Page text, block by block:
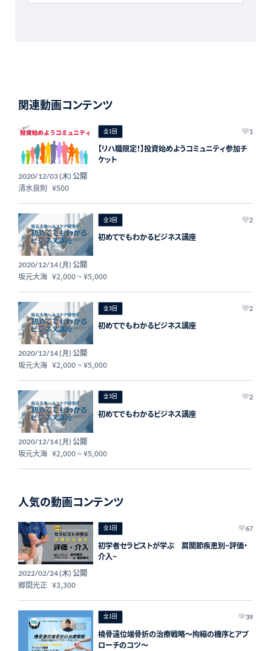
関連動画コンテンツ
全1回 1
【リハ職限定！】投資始めようコミュニティ参加チ
ケット
2020/12/03 (木) 公開
清水良則 ¥500
全3回 2
初めてでもわかるビジネス講座
2020/12/14 (月) 公開
坂元大海 ¥2,000~¥5,000
全3回 2
初めてでもわかるビジネス講座
2020/12/14 (月) 公開
坂元大海 ¥2,000~¥5,000
全3回 2
初めてでもわかるビジネス講座
2020/12/14 (月) 公開
坂元大海 ¥2,000~¥5,000
人気の動画コンテンツ
全1回 67
初学者セラピストが学ぶ 肩関節疾患別~評価・
介入~
2022/02/24 (木) 公開
郷間光正 ¥3,300
全1回 39
橈骨遠位端骨折の治療戦略～拘縮の機序とアプ
ローチのコツ～